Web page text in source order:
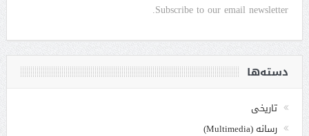
Subscribe to our email newsletter.
دسته‌ها
تاریخی
رسانه (Multimedia)